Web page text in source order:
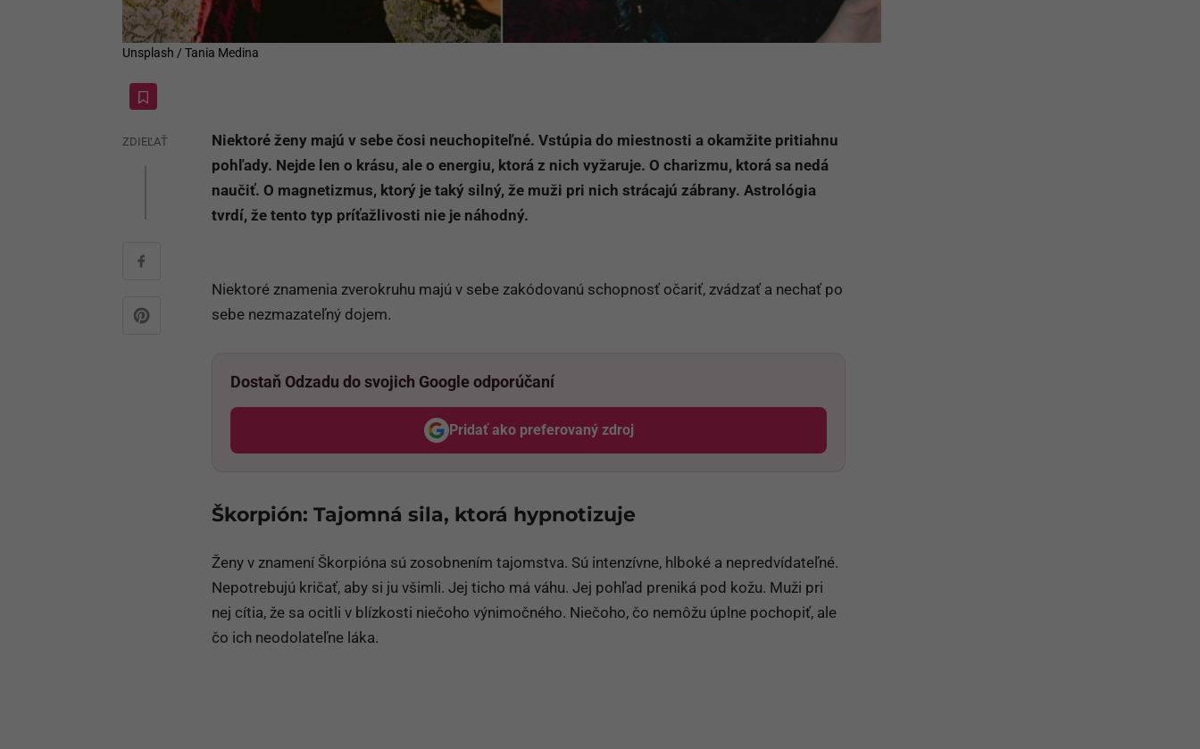
Unsplash / Tania Medina
ZDIEĽAŤ
Niektoré ženy majú v sebe čosi neuchopiteľné. Vstúpia do miestnosti a okamžite pritiahnu
pohľady. Nejde len o krásu, ale o energiu, ktorá z nich vyžaruje. O charizmu, ktorá sa nedá
naučiť. O magnetizmus, ktorý je taký silný, že muži pri nich strácajú zábrany. Astrológia
tvrdí, že tento typ príťažlivosti nie je náhodný.
Niektoré znamenia zverokruhu majú v sebe zakódovanú schopnosť očariť, zvádzať a nechať po
sebe nezmazateľný dojem.
Dostaň Odzadu do svojich Google odporúčaní
Pridať ako preferovaný zdroj
Odzadu, odkaz sa otvorí v novom okne
Škorpión: Tajomná sila, ktorá hypnotizuje
Ženy v znamení Škorpióna sú zosobnením tajomstva. Sú intenzívne, hlboké a nepredvídateľné.
Nepotrebujú kričať, aby si ju všimli. Jej ticho má váhu. Jej pohľad preniká pod kožu. Muži pri
nej cítia, že sa ocitli v blízkosti niečoho výnimočného. Niečoho, čo nemôžu úplne pochopiť, ale
čo ich neodolateľne láka.